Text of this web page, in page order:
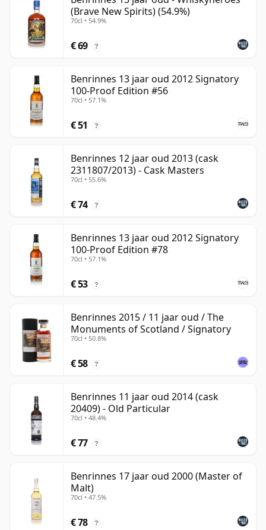
(Brave New Spirits) (54.9%)
70cl • 54.9%
€ 69 ?
Benrinnes 13 jaar oud 2012 Signatory
100-Proof Edition #56
70cl • 57.1%
€ 51 ?
Benrinnes 12 jaar oud 2013 (cask
2311807/2013) - Cask Masters
70cl • 55.6%
€ 74 ?
Benrinnes 13 jaar oud 2012 Signatory
100-Proof Edition #78
70cl • 57.1%
€ 53 ?
Benrinnes 2015 / 11 jaar oud / The
Monuments of Scotland / Signatory
70cl • 50.8%
€ 58 ?
Benrinnes 11 jaar oud 2014 (cask
20409) - Old Particular
70cl • 48.4%
€ 77 ?
Benrinnes 17 jaar oud 2000 (Master of
Malt)
70cl • 47.5%
€ 78 ?